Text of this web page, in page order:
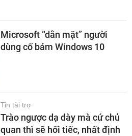
Microsoft “dằn mặt” người
dùng cố bám Windows 10
Tin tài trợ
Trào ngược dạ dày mà cứ chủ
quan thì sẽ hối tiếc, nhất định